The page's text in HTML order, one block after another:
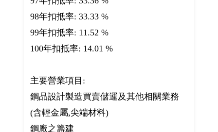
98年扣抵率: 33.33 %
99年扣抵率: 11.52 %
100年扣抵率: 14.01 %
主要營業項目:
鋼品設計製造買賣儲運及其他相關業務
(含輕金屬,尖端材料)
鋼廠之籌建